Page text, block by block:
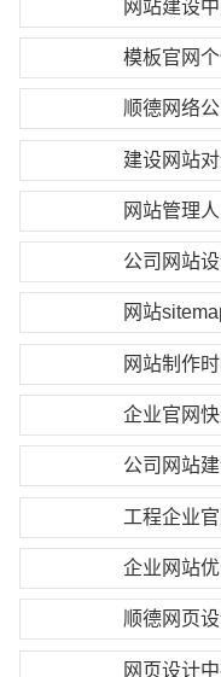
网站建设
顺德网络
建设网站
公司网站
网站制作
公司网站
企业网站
顺德网页
网页设计